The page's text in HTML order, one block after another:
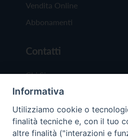
Vendita Online
Abbonamenti
Contatti
Chi Siamo
Redazione
Scrivici
Informativa
Utilizziamo cookie o
finalità tecniche e, con il tuo
altre finalità ("interazioni e